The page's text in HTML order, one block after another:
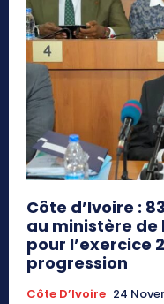
Côte d’Ivoire :
au ministère
pour l’exercice
progression
Côte D’Ivoire 24